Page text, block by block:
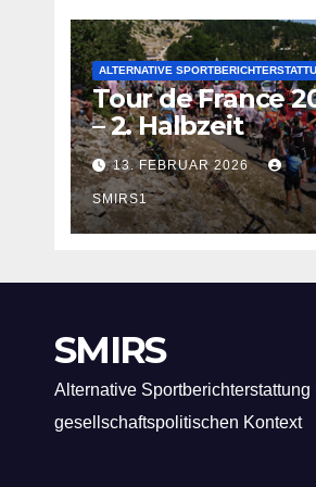
ALTERNATIVE
Tour de France
– 2. Halbzeit
13. FEBRUAR 2026
SMIRS1
SMIRS
Alternative
gesellschaftspolitischen Kontext